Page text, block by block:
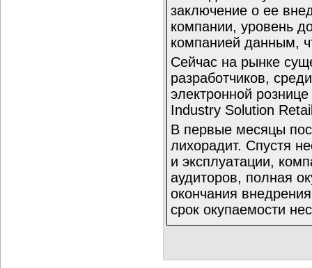
заключение о ее
компании, уровень
компанией данным,
Сейчас на рынке
разработчиков,
электронной
Industry Solution
В первые месяцы
лихорадит. Спустя
и эксплуатации,
аудиторов, полная
окончания
срок окупаемости